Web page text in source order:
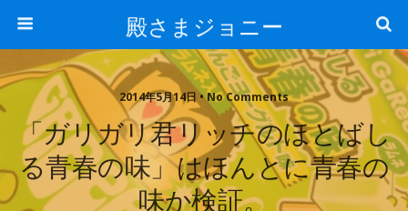
殿さまジョニー
2014年5月14日 • No Comments
「ガリガリ君リッチのほとばし
る青春の味」はほんとに青春の
味か検証。